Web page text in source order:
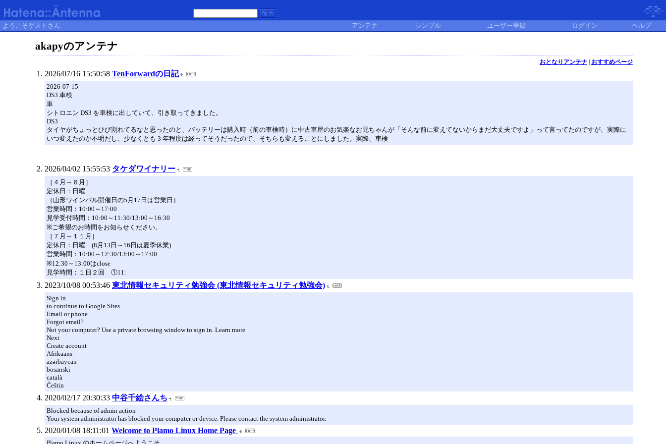
ようこそゲストさん アンテナ シンプル ユーザー登録 ログイン ヘルプ
akapyのアンテナ
おとなりアンテナ| おすすめページ
2026/07/16 15:50:58 TenForwardの日記
2026-07-15
DS3 車検
車
シトロエン DS3 を車検に出していて、引き取ってきました。
DS3
タイヤがちょっとひび割れてるなと思ったのと、バッテリーは購入時（前の車検時）に中古車屋のお気楽なお兄ちゃんが「そんな前に変えてないからまだ大丈夫ですよ」って言ってたのですが、実際に
いつ変えたのか不明だし、少なくとも 3 年程度は経ってそうだったので、そちらも変えることにしました。実際、車検
2026/04/02 15:55:53 タケダワイナリー
［４月～６月］
定休日：日曜
（山形ワインバル開催日の5月17日は営業日）
営業時間：10:00～17:00
見学受付時間：10:00～11:30/13:00～16:30
※ご希望のお時間をお知らせください。
［７月～１１月］
定休日：日曜 (8月13日～16日は夏季休業)
営業時間：10:00～12:30/13:00～17:00
※12:30～13:00はclose
見学時間：１日２回 ①11:
2023/10/08 00:53:46 東北情報セキュリティ勉強会 (東北情報セキュリティ勉強会)
Sign in
to continue to Google Sites
Email or phone
Forgot email?
Not your computer? Use a private browsing window to sign in. Learn more
Next
Create account
Afrikaans
azərbaycan
bosanski
català
Češtin
2020/02/17 20:30:33 中谷千絵さんち
Blocked because of admin action
Your system administrator has blocked your computer or device. Please contact the system administrator.
2020/01/08 18:11:01 Welcome to Plamo Linux Home Page